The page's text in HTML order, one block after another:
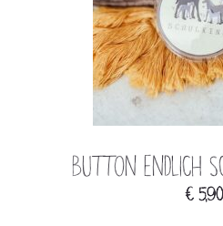
Button Endlich
€ 5,90